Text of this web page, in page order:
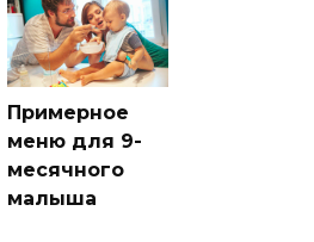
Примерное
меню для 9-
месячного
малыша